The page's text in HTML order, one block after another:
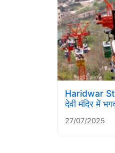
Haridwar
देवी मंदिर में
27/07/2025